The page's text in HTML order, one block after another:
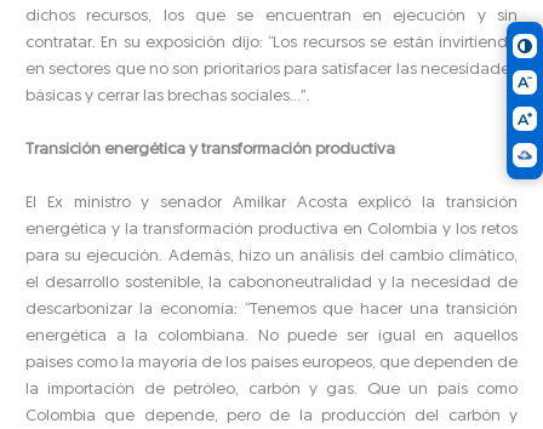
dichos recursos, los que se encuentran en ejecución y sin
contratar. En su exposición dijo: “Los recursos se están invirtiendo
en sectores que no son prioritarios para satisfacer las necesidades
básicas y cerrar las brechas sociales…”.
Transición energética y transformación productiva
El Ex ministro y senador Amilkar Acosta explicó la transición
energética y la transformación productiva en Colombia y los retos
para su ejecución. Además, hizo un análisis del cambio climático,
el desarrollo sostenible, la cabononeutralidad y la necesidad de
descarbonizar la economía: “Tenemos que hacer una transición
energética a la colombiana. No puede ser igual en aquellos
países como la mayoría de los países europeos, que dependen de
la importación de petróleo, carbón y gas. Que un país como
Colombia que depende, pero de la producción del carbón y